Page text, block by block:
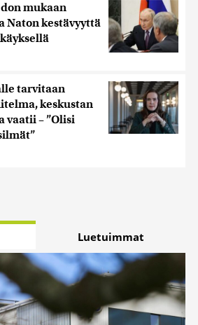
mukaan
Naton kestävyyttä
tarvitaan
keskustan
vaatii – ”Olisi
Luetuimmat